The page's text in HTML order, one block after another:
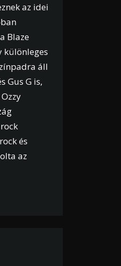
az idei
Blaze
különleges
áll
Gus G is,
és
az